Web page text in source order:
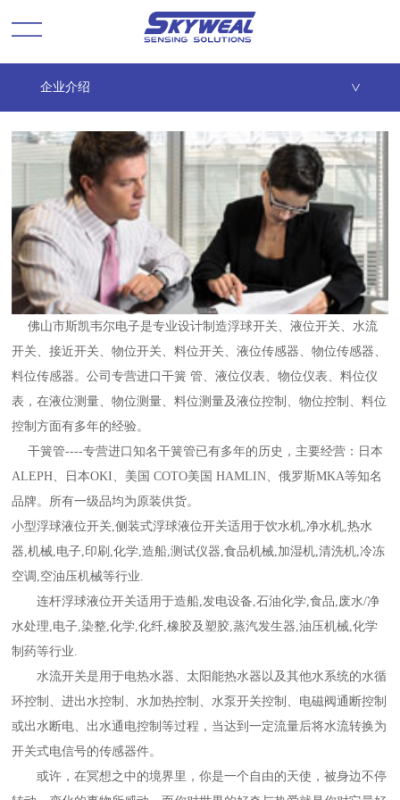
企业介绍 >
佛山市斯凯韦尔电子是专业设计制造浮球开关、液位开关、水流
开关、接近开关、物位开关、料位开关、液位传感器、物位传感器、
料位传感器。公司专营进口干簧 管、液位仪表、物位仪表、料位仪
表，在液位测量、物位测量、料位测量及液位控制、物位控制、料位
控制方面有多年的经验。
干簧管----专营进口知名干簧管已有多年的历史，主要经营：日本
ALEPH、日本OKI、美国 COTO美国 HAMLIN、俄罗斯MKA等知名
品牌。所有一级品均为原装供货。
小型浮球液位开关,侧装式浮球液位开关适用于饮水机,净水机,热水
器,机械,电子,印刷,化学,造船,测试仪器,食品机械,加湿机,清洗机,冷冻
空调,空油压机械等行业.
连杆浮球液位开关适用于造船,发电设备,石油化学,食品,废水/净
水处理,电子,染整,化学,化纤,橡胶及塑胶,蒸汽发生器,油压机械,化学
制药等行业.
水流开关是用于电热水器、太阳能热水器以及其他水系统的水循
环控制、进出水控制、水加热控制、水泵开关控制、电磁阀通断控制
或出水断电、出水通电控制等过程，当达到一定流量后将水流转换为
开关式电信号的传感器件。
或许，在冥想之中的境界里，你是一个自由的天使，被身边不停